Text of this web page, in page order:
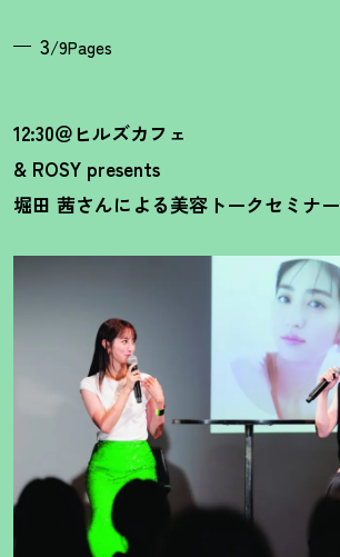
3/9Pages
12:30＠ヒルズカフェ
& ROSY presents
堀田 茜さんによる美容トークセミナー